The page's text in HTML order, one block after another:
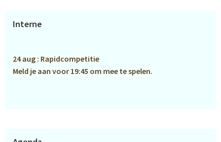
Primaire
Interne
24 aug : Rapidcompetitie
Meld je aan voor 19:45 om mee te spelen.